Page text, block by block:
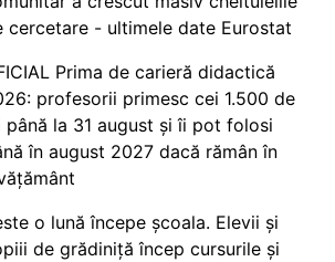
cercetare - ultimele date Eurostat
Prima de carieră didactică
profesorii primesc cei 1.500 de
până la 31 august și îi pot folosi
în august 2027 dacă rămân în
o lună începe școala. Elevii și
de grădiniță încep cursurile și